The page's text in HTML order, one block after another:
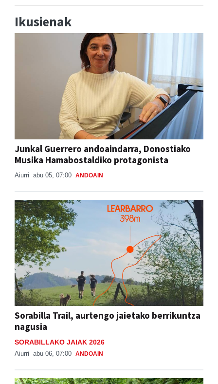
Ikusienak
Junkal Guerrero andoaindarra, Donostiako
Musika Hamabostaldiko protagonista
Aiurri abu 05, 07:00 ANDOAIN
Sorabilla Trail, aurtengo jaietako berrikuntza
nagusia
SORABILLAKO JAIAK 2026
Aiurri abu 06, 07:00 ANDOAIN